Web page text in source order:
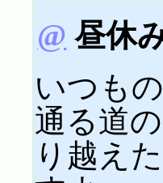
@ 昼休
いつも
通る道
り越え